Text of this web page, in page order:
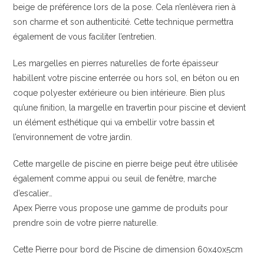
beige de préférence lors de la pose. Cela n’enlèvera rien à
son charme et son authenticité. Cette technique permettra
également de vous faciliter l’entretien.
Les margelles en pierres naturelles de forte épaisseur
habillent votre piscine enterrée ou hors sol, en béton ou en
coque polyester extérieure ou bien intérieure. Bien plus
qu’une finition, la margelle en travertin pour piscine et devient
un élément esthétique qui va embellir votre bassin et
l’environnement de votre jardin.
Cette margelle de piscine en pierre beige peut être utilisée
également comme appui ou seuil de fenêtre, marche
d’escalier…
Apex Pierre vous propose une gamme de produits pour
prendre soin de votre pierre naturelle.
Cette Pierre pour bord de Piscine de dimension 60x40x5cm